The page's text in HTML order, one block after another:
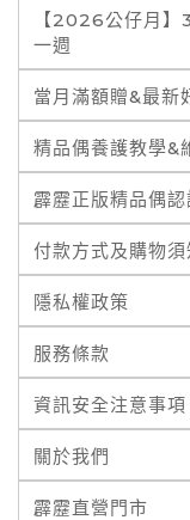
【2026公仔月
一週
當月滿額贈&最新
精品偶養護教學&
霹靂正版精品偶認
付款方式及購物須
隱私權政策
服務條款
資訊安全注意事項
關於我們
霹靂直營門市